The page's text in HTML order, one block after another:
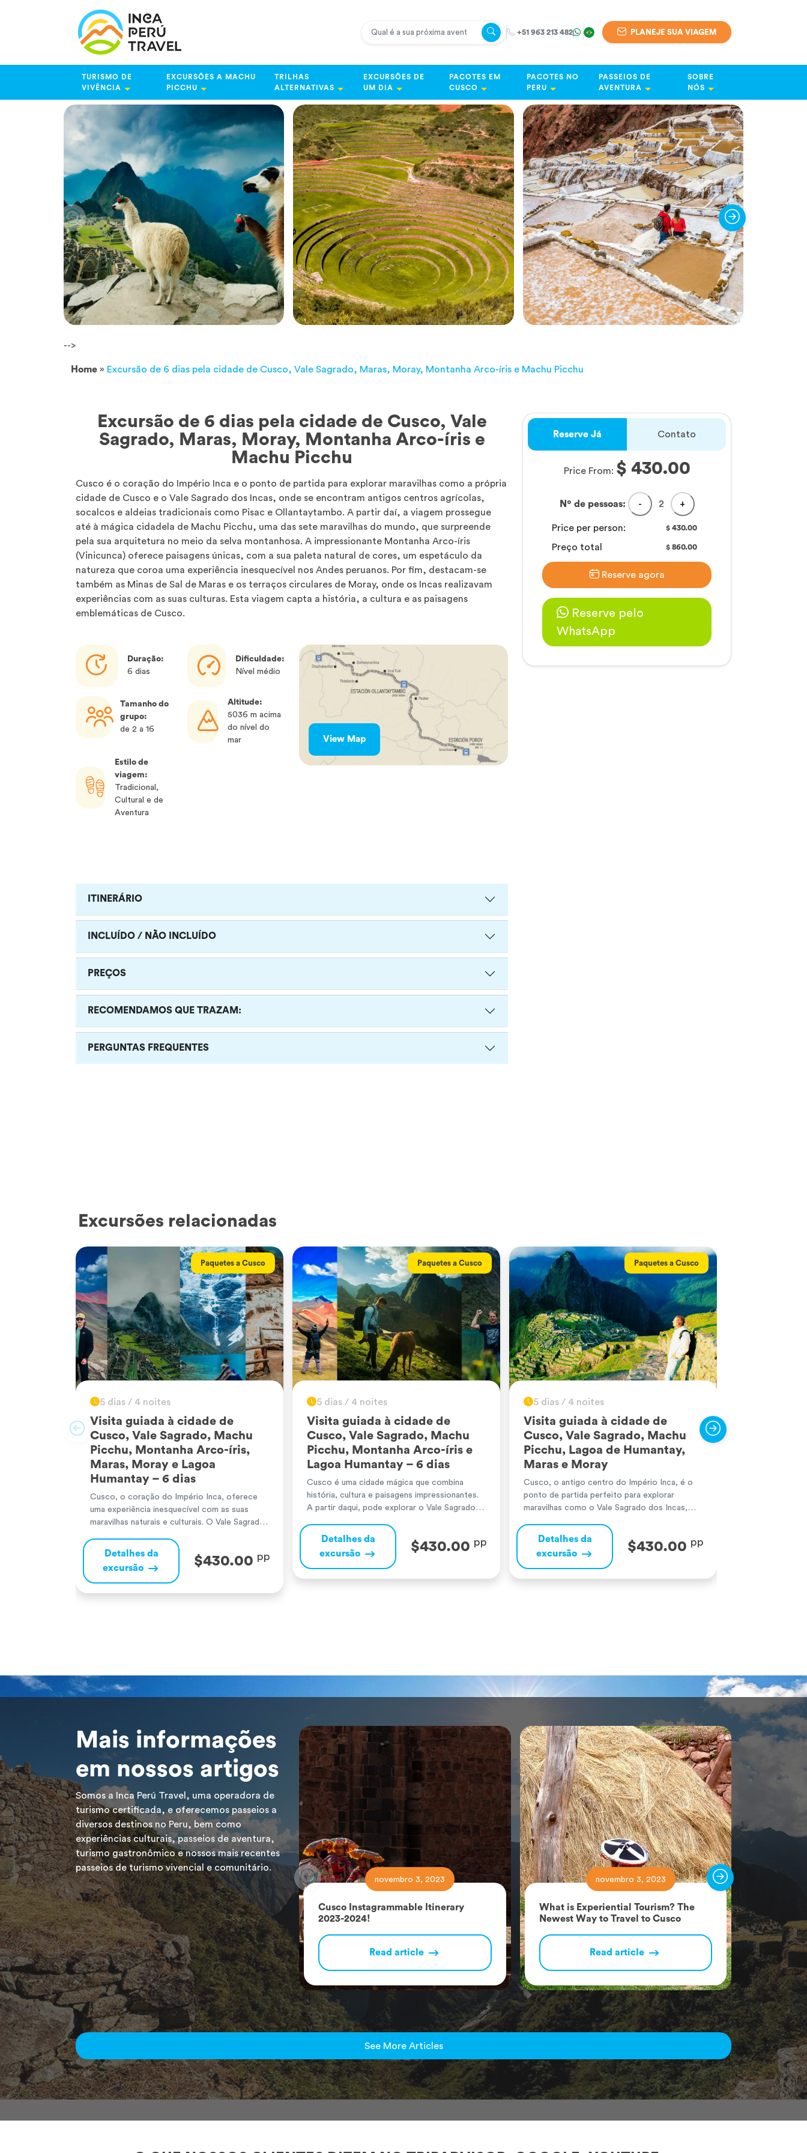
+51 963 213 482 PLANEJE SUA VIAGEM
TURISMO DE
VIVÊNCIA
EXCURSÕES A MACHU
PICCHU
TRILHAS
ALTERNATIVAS
EXCURSÕES DE
UM DIA
PACOTES EM
CUSCO
PACOTES NO
PERU
PASSEIOS DE
AVENTURA
SOBRE
NÓS
-->
Home » Excursão de 6 dias pela cidade de Cusco, Vale Sagrado, Maras, Moray, Montanha Arco-íris e Machu Picchu
Excursão de 6 dias pela cidade de Cusco, Vale
Sagrado, Maras, Moray, Montanha Arco-íris e
Machu Picchu
Cusco é o coração do Império Inca e o ponto de partida para explorar maravilhas como a própria
cidade de Cusco e o Vale Sagrado dos Incas, onde se encontram antigos centros agrícolas,
socalcos e aldeias tradicionais como Pisac e Ollantaytambo. A partir daí, a viagem prossegue
até à mágica cidadela de Machu Picchu, uma das sete maravilhas do mundo, que surpreende
pela sua arquitetura no meio da selva montanhosa. A impressionante Montanha Arco-íris
(Vinicunca) oferece paisagens únicas, com a sua paleta natural de cores, um espetáculo da
natureza que coroa uma experiência inesquecível nos Andes peruanos. Por fim, destacam-se
também as Minas de Sal de Maras e os terraços circulares de Moray, onde os Incas realizavam
experiências com as suas culturas. Esta viagem capta a história, a cultura e as paisagens
emblemáticas de Cusco.
Duração:
6 dias
Dificuldade:
Nível médio
Tamanho do
grupo:
de 2 a 16
Altitude:
5036 m acima
do nível do
mar
Estilo de
viagem:
Tradicional,
Cultural e de
Aventura
View Map
ITINERÁRIO
INCLUÍDO / NÃO INCLUÍDO
PREÇOS
RECOMENDAMOS QUE TRAZAM:
PERGUNTAS FREQUENTES
Reserve Já Contato
Price From: $ 430.00
Nº de pessoas: - 2 +
Price per person: $430.00
Preço total $860.00
Reserve agora
Reserve pelo
WhatsApp
Excursões relacionadas
Paquetes a Cusco
5 dias / 4 noites
Visita guiada à cidade de
Cusco, Vale Sagrado, Machu
Picchu, Montanha Arco-íris,
Maras, Moray e Lagoa
Humantay – 6 dias
Cusco, o coração do Império Inca, oferece
uma experiência inesquecível com as suas
maravilhas naturais e culturais. O Vale Sagrado
arqueológicos e paisagens andinas. Machu
Picchu, a famosa cidadela inca, encanta com o
seu misticismo e vistas de tirar o fôlego,
sendo uma das Sete Maravilhas do Mundo. A
Detalhes da
excursão
$430.00 pp
Paquetes a Cusco
5 dias / 4 noites
Visita guiada à cidade de
Cusco, Vale Sagrado, Machu
Picchu, Montanha Arco-íris e
Lagoa Humantay – 6 dias
Cusco é uma cidade mágica que combina
história, cultura e paisagens impressionantes.
A partir daqui, pode explorar o Vale Sagrado
agrícolas ancestrais e sítios arqueológicos
como Pisac e Ollantaytambo. Machu Picchu,
uma maravilha do mundo, surpreende pela sua
perfeição arquitetónica e ligação com a
Detalhes da
excursão
$430.00 pp
Paquetes a Cusco
5 dias / 4 noites
Visita guiada à cidade de
Cusco, Vale Sagrado, Machu
Picchu, Lagoa de Humantay,
Maras e Moray
Cusco, o antigo centro do Império Inca, é o
ponto de partida perfeito para explorar
maravilhas como o Vale Sagrado dos Incas,
únicas, com aldeias tradicionais andinas e os
impressionantes sítios arqueológicos de Pisac
e Ollantaytambo. Machu Picchu, uma das
Novas Sete Maravilhas do Mundo, revela a
Detalhes da
excursão
$430.00 pp
Mais informações
em nossos artigos
Somos a Inca Perú Travel, uma operadora de
turismo certificada, e oferecemos passeios a
diversos destinos no Peru, bem como
experiências culturais, passeios de aventura,
turismo gastronômico e nossos mais recentes
passeios de turismo vivencial e comunitário.
novembro 3, 2023
Cusco Instagrammable Itinerary
2023-2024!
Read article
novembro 3, 2023
What is Experiential Tourism? The
Newest Way to Travel to Cusco
Read article
Wanted
See More Articles